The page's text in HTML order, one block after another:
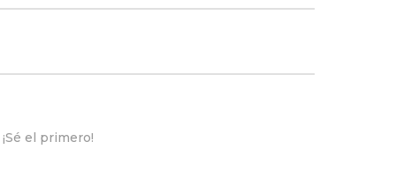
el primero!